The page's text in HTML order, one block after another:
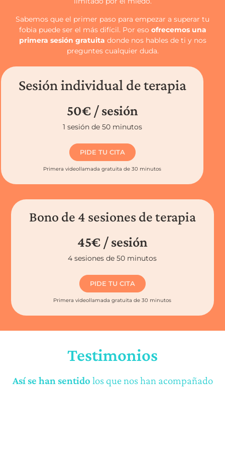
Sabemos que el primer paso para empezar a superar tu
fobia puede ser el más difícil. Por eso ofrecemos una
primera sesión gratuita donde nos hables de ti y nos
preguntes cualquier duda.
Sesión individual de terapia
50€ / sesión
1 sesión de 50 minutos
PIDE TU CITA
Primera videollamada gratuita de 30 minutos
Bono de 4 sesiones de terapia
45€ / sesión
4 sesiones de 50 minutos
PIDE TU CITA
Primera videollamada gratuita de 30 minutos
Testimonios
Así se han sentido los que nos han acompañado